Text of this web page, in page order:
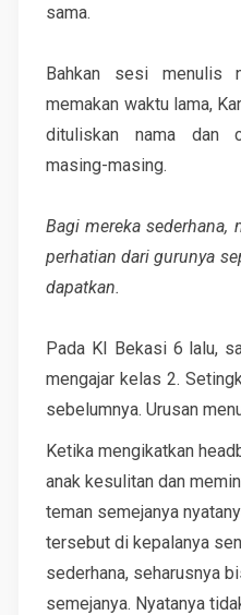
sama.
Bahkan sesi menulis
memakan waktu lama,
dituliskan nama dan
masing-masing.
Bagi mereka sederhana,
perhatian dari gurunya
dapatkan.
Pada KI Bekasi 6 lalu,
mengajar kelas 2.
sebelumnya. Urusan
Ketika mengikatkan
anak kesulitan dan
teman semejanya
tersebut di kepalanya
sederhana, seharusnya
semejanya. Nyatanya